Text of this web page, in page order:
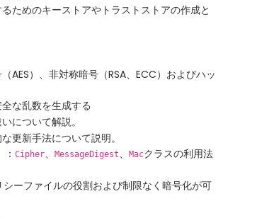
ためのキーストアやトラストストアの作成と
AES）、非対称暗号（RSA、ECC）およびハッ
全な乱数を生成する
について解説。
更新手法について説明。
Cipher、 MessageDigest、 Macクラスの利用法
ーファイルの役割および制限なく暗号化が可